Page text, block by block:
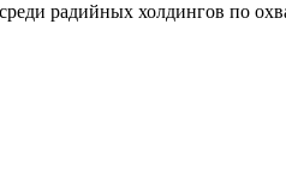
радийных холдингов по